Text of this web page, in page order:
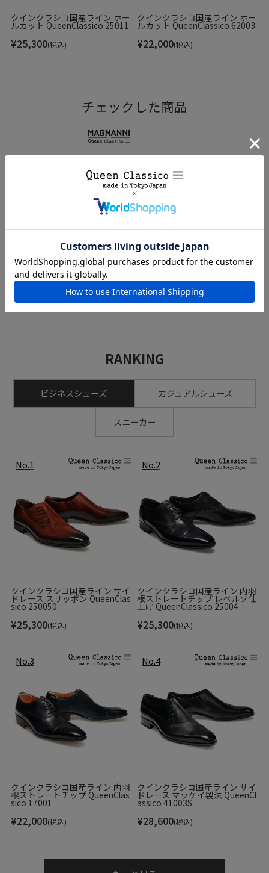
うな色合いに。
また、マグナーニのアイコンである、アーチサポート効果の
あるダブルオパンカ仕様になっており、土踏まず部分の底材
を熟練職人によって手縫いで巻き上げています。
クインクラシコ国産ライン ホー
ルカット QueenClassico 25011
¥25,300(税込)
クインクラシコ国産ライン ホー
ルカット QueenClassico 62003
¥22,000(税込)
チェックした商品
マグナーニ / MAGNANNI ライン
ステッチ ホールカット グリス
スペイン製25706
(税込)
RANKING
ビジネスシューズ カジュアルシューズ
スニーカー
クインクラシコ国産ライン サイ
ドレース スリッポン QueenClas
sico 250050
¥25,300(税込)
クインクラシコ国産ライン 内羽
根ストレートチップ レベルソ仕
上げ QueenClassico 25004
¥25,300(税込)
クインクラシコ国産ライン 内羽
根ストレートチップ QueenClas
sico 17001
¥22,000(税込)
クインクラシコ国産ライン サイ
ドレース マッケイ製法 QueenCl
assico 41003S
¥28,600(税込)